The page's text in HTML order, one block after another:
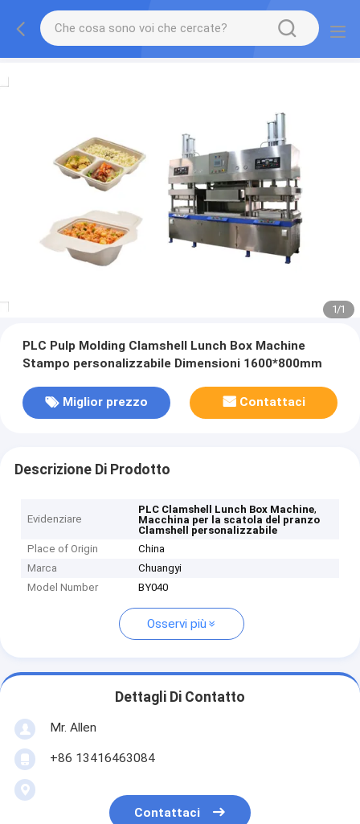
1/1
PLC Pulp Molding Clamshell Lunch Box Machine
Stampo personalizzabile Dimensioni 1600*800mm
Miglior prezzo Contattaci
Descrizione Di Prodotto
Evidenziare
PLC Clamshell Lunch Box Machine,
Macchina per la scatola del pranzo
Clamshell personalizzabile
Place of Origin
China
Marca
Chuangyi
Model Number
BY040
Osservi più
Dettagli Di Contatto
Mr. Allen
+86 13416463084
Contattaci